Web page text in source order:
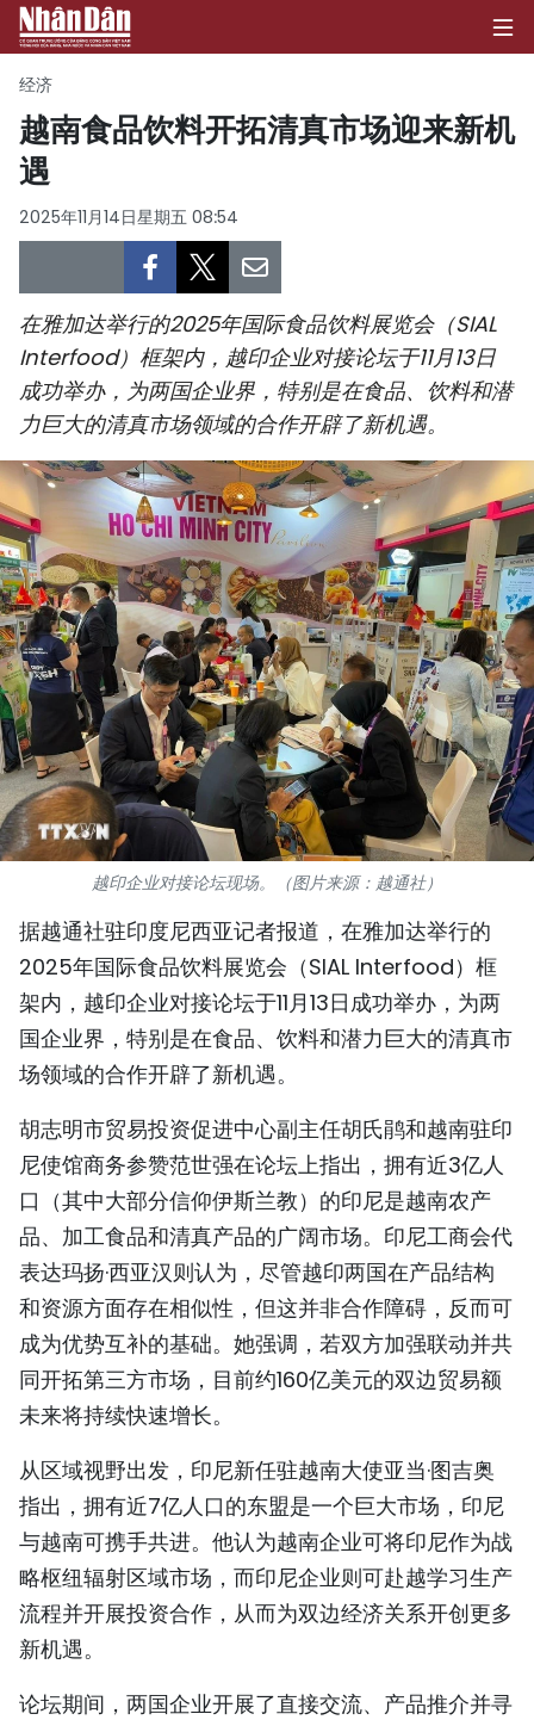
政治
经济
社会
环保
体育
国际
旅游
友谊桥梁
史海
多功能媒体
图表新闻
视频
人民报社简介
ENGLISH
FRANÇAIS
РУССКИЙ
ESPAÑOL
经济
越南食品饮料开拓清真市场迎来新机
遇
2025年11月14日星期五 08:54
在雅加达举行的2025年国际食品饮料展览会（SIAL
Interfood）框架内，越印企业对接论坛于11月13日
成功举办，为两国企业界，特别是在食品、饮料和潜
力巨大的清真市场领域的合作开辟了新机遇。
越印企业对接论坛现场。（图片来源：越通社）
据越通社驻印度尼西亚记者报道，在雅加达举行的
2025年国际食品饮料展览会（SIAL Interfood）框
架内，越印企业对接论坛于11月13日成功举办，为两
国企业界，特别是在食品、饮料和潜力巨大的清真市
场领域的合作开辟了新机遇。
胡志明市贸易投资促进中心副主任胡氏鹃和越南驻印
尼使馆商务参赞范世强在论坛上指出，拥有近3亿人
口（其中大部分信仰伊斯兰教）的印尼是越南农产
品、加工食品和清真产品的广阔市场。印尼工商会代
表达玛扬·西亚汉则认为，尽管越印两国在产品结构
和资源方面存在相似性，但这并非合作障碍，反而可
成为优势互补的基础。她强调，若双方加强联动并共
同开拓第三方市场，目前约160亿美元的双边贸易额
未来将持续快速增长。
从区域视野出发，印尼新任驻越南大使亚当·图吉奥
指出，拥有近7亿人口的东盟是一个巨大市场，印尼
与越南可携手共进。他认为越南企业可将印尼作为战
略枢纽辐射区域市场，而印尼企业则可赴越学习生产
流程并开展投资合作，从而为双边经济关系开创更多
新机遇。
论坛期间，两国企业开展了直接交流、产品推介并寻